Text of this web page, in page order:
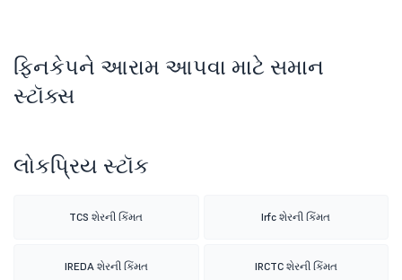
ફિનકેપને આરામ આપવા માટે સમાન
સ્ટૉક્સ
લોકપ્રિય સ્ટૉક
TCS શેરની કિંમત Irfc શેરની કિંમત
IREDA શેરની કિંમત IRCTC શેરની કિંમત